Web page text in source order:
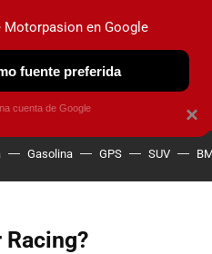
OBSERVATORIO
Gasolina GPS SUV
Racing?
×
Motorpasion en Google
fuente preferida
cuenta de Google